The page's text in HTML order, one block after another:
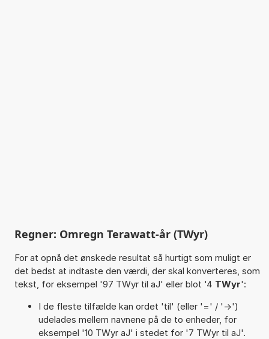
Regner: Omregn Terawatt-år (TWyr)
For at opnå det ønskede resultat så hurtigt som muligt er
det bedst at indtaste den værdi, der skal konverteres, som
tekst, for eksempel '97 TWyr til aJ' eller blot '4 TWyr':
I de fleste tilfælde kan ordet 'til' (eller '=' / '->')
udelades mellem navnene på de to enheder, for
eksempel '10 TWyr aJ' i stedet for '7 TWyr til aJ'.